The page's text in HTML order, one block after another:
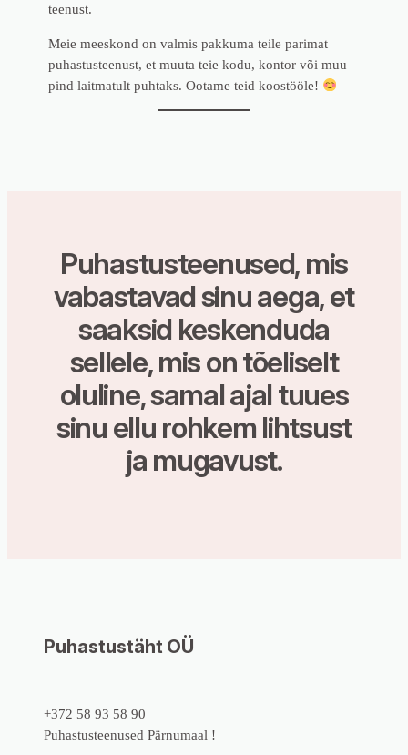
teenust.
Meie meeskond on valmis pakkuma teile parimat
puhastusteenust, et muuta teie kodu, kontor või muu
pind laitmatult puhtaks. Ootame teid koostööle!
Puhastusteenused, mis
vabastavad sinu aega, et
saaksid keskenduda
sellele, mis on tõeliselt
oluline, samal ajal tuues
sinu ellu rohkem lihtsust
ja mugavust.
Puhastustäht OÜ
+372 58 93 58 90
Puhastusteenused Pärnumaal !